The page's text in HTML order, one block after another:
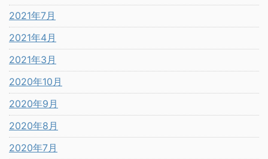
2021年7月
2021年4月
2021年3月
2020年10月
2020年9月
2020年8月
2020年7月